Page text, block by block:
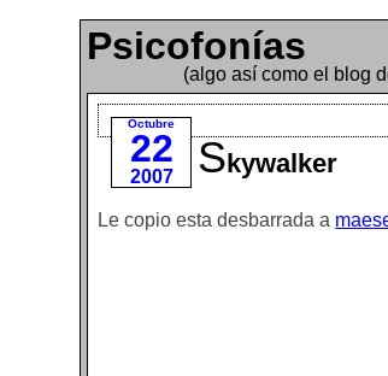
Psicofonías
(algo así como el blog
Octubre
22
2007 Skywalker
Le copio esta desbarrada a